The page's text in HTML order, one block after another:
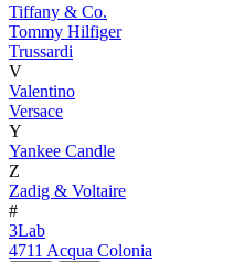
Tiffany & Co.
Tommy Hilfiger
Trussardi
V
Valentino
Versace
Y
Yankee Candle
Z
Zadig & Voltaire
#
3Lab
4711 Acqua Colonia